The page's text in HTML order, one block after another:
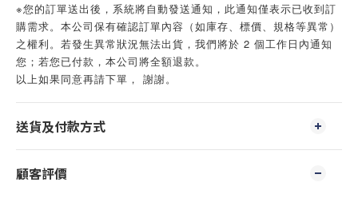
※您的訂單送出後，系統將自動發送通知，此通知僅表示已收到訂
購需求。本公司保有確認訂單內容（如庫存、標價、規格等異常）
之權利。若發生異常狀況無法出貨，我們將於 2 個工作日內通知
您；若您已付款，本公司將全額退款。
以上如果同意再請下單， 謝謝。
送貨及付款方式
顧客評價